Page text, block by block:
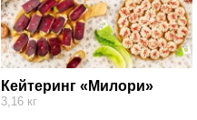
Кейтеринг «Милори»
3,16 кг